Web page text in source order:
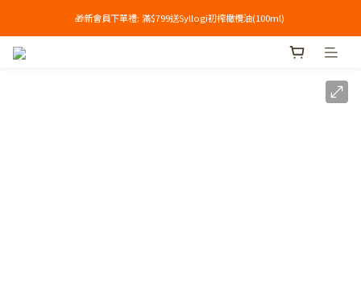
單筆滿$699享免運🔥
🎁新會員下單禮: 滿$799送Syllogi初榨橄欖油(100ml)